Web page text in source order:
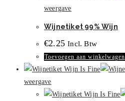
weergave
Wijnetiket 99% Wijn
€2.25 Incl. Btw
Toevoegen aan winkelwagen
weergave